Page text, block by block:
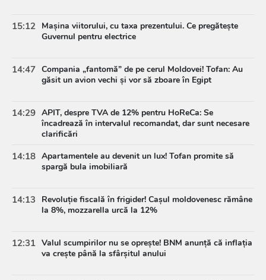
15:12 Mașina viitorului, cu taxa prezentului. Ce pregătește
Guvernul pentru electrice
14:47 Compania „fantomă” de pe cerul Moldovei! Tofan: Au
găsit un avion vechi și vor să zboare în Egipt
14:29 APIT, despre TVA de 12% pentru HoReCa: Se
încadrează în intervalul recomandat, dar sunt necesare
clarificări
14:18 Apartamentele au devenit un lux! Tofan promite să
spargă bula imobiliară
14:13
Revoluție fiscală în frigider! Cașul moldovenesc rămâne
la 8%, mozzarella urcă la 12%
12:31 Valul scumpirilor nu se oprește! BNM anunță că inflația
va crește până la sfârșitul anului